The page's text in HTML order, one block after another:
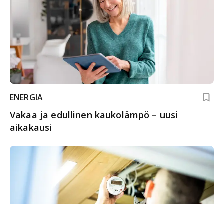
ENERGIA
Vakaa ja edullinen kaukolämpö – uusi
aikakausi